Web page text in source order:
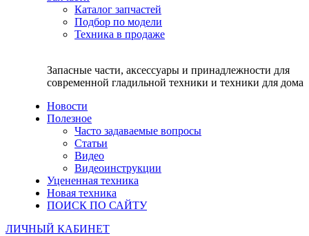
Каталог запчастей
Подбор по модели
Техника в продаже
Запасные части, аксессуары и принадлежности для
современной гладильной техники и техники для дома
Новости
Полезное
Часто задаваемые вопросы
Статьи
Видео
Видеоинструкции
Уцененная техника
Новая техника
ПОИСК ПО САЙТУ
ЛИЧНЫЙ КАБИНЕТ